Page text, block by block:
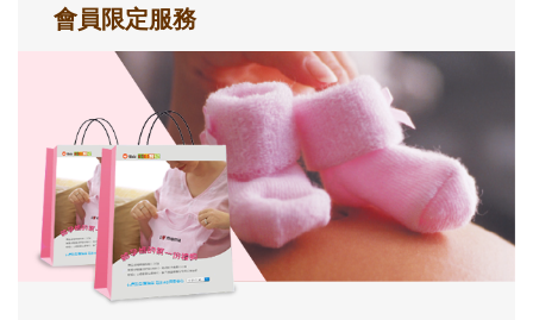
會員限定服務